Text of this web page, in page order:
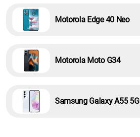
Motorola Edge 40 Neo
Motorola Moto G34
Samsung Galaxy A55 5G